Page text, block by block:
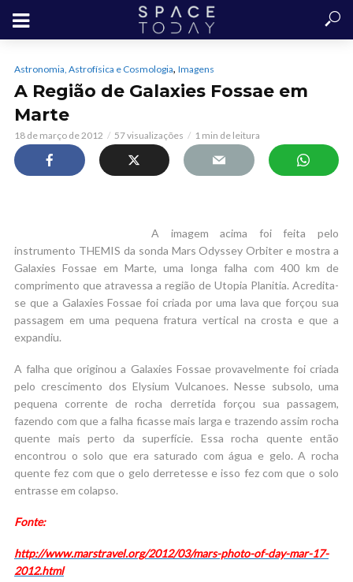
Astronomia, Astrofísica e Cosmologia, Imagens
A Região de Galaxies Fossae em
Marte
18 de março de 2012 57 visualizações 1 min de leitura
A imagem acima foi feita pelo
instrumento THEMIS da sonda Mars Odyssey Orbiter e mostra a
Galaxies Fossae em Marte, uma longa falha com 400 km de
comprimento que atravessa a região de Utopia Planitia. Acredita-
se que a Galaxies Fossae foi criada por uma lava que forçou sua
passagem em uma pequena fratura vertical na crosta e que a
expandiu.
A falha que originou a Galaxies Fossae provavelmente foi criada
pelo crescimento dos Elysium Vulcanoes. Nesse subsolo, uma
pequena corrente de rocha derretida forçou sua passagem,
fazendo com que a falha ficasse mais larga e trazendo assim rocha
quente mais perto da superfície. Essa rocha quente então
encontrou o solo que era saturado com água e gelo. A rocha
quente fez com que o gelo derretesse e isso fez com que o solo
entrasse em colapso.
Fonte:
http://www.marstravel.org/2012/03/mars-photo-of-day-mar-17-
2012.html